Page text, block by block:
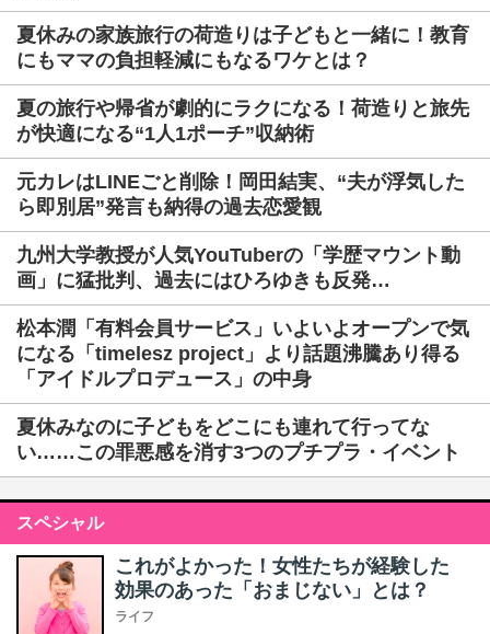
夏休みの家族旅行の荷造りは子どもと一緒に！教育
にもママの負担軽減にもなるワケとは？
夏の旅行や帰省が劇的にラクになる！荷造りと旅先
が快適になる“1人1ポーチ”収納術
元カレはLINEごと削除！岡田結実、“夫が浮気した
ら即別居”発言も納得の過去恋愛観
九州大学教授が人気YouTuberの「学歴マウント動
画」に猛批判、過去にはひろゆきも反発…
松本潤「有料会員サービス」いよいよオープンで気
になる「timelesz project」より話題沸騰あり得る
「アイドルプロデュース」の中身
夏休みなのに子どもをどこにも連れて行ってな
い……この罪悪感を消す3つのプチプラ・イベント
スペシャル
これがよかった！女性たちが経験した
効果のあった「おまじない」とは？
ライフ